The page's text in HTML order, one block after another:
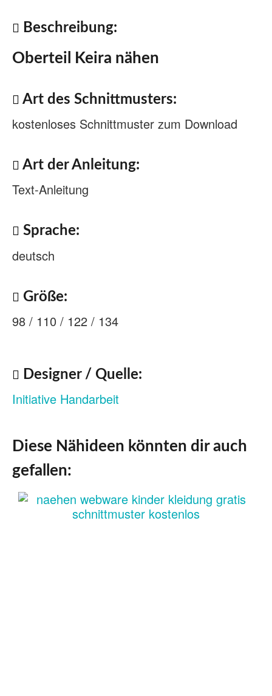
Beschreibung:
Oberteil Keira nähen
Art des Schnittmusters:
kostenloses Schnittmuster zum Download
Art der Anleitung:
Text-Anleitung
Sprache:
deutsch
Größe:
98 / 110 / 122 / 134
Designer / Quelle:
Initiative Handarbeit
Diese Nähideen könnten dir auch
gefallen: